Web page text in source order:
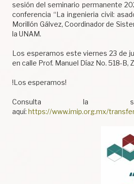
sesión del seminario permanente
conferencia “La ingenieria civil:
Morillón Gálvez, Coordinador de
la UNAM.
Los esperamos este viernes 23 de
en calle Prof. Manuel Díaz No. 518-B,
!Los esperamos!
Consulta la
aquí:https://www.imip.org.mx/